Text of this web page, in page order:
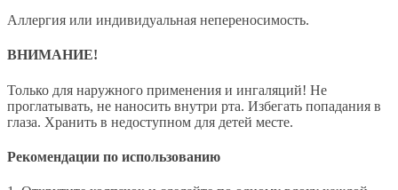
Аллергия или индивидуальная непереносимость.
ВНИМАНИЕ!
Только для наружного применения и ингаляций! Не
проглатывать, не наносить внутри рта. Избегать попадания в
глаза. Хранить в недоступном для детей месте.
Рекомендации по использованию